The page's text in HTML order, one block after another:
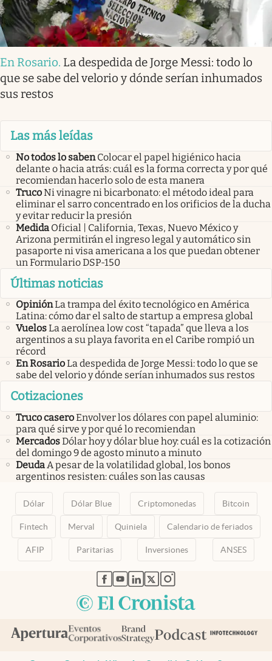
En Rosario. La despedida de Jorge Messi: todo lo
que se sabe del velorio y dónde serían inhumados
sus restos
Las más leídas
No todos lo saben Colocar el papel higiénico hacia
delante o hacia atrás: cuál es la forma correcta y por qué
recomiendan hacerlo solo de esta manera
TrucoNi vinagre ni bicarbonato: el método ideal para
eliminar el sarro concentrado en los orificios de la ducha
y evitar reducir la presión
Medida Oficial | California, Texas, Nuevo México y
Arizona permitirán el ingreso legal y automático sin
pasaporte ni visa americana a los que puedan obtener
un Formulario DSP-150
Últimas noticias
OpiniónLa trampa del éxito tecnológico en América
Latina: cómo dar el salto de startup a empresa global
VuelosLa aerolínea low cost “tapada” que lleva a los
argentinos a su playa favorita en el Caribe rompió un
récord
En RosarioLa despedida de Jorge Messi: todo lo que se
sabe del velorio y dónde serían inhumados sus restos
Cotizaciones
Truco caseroEnvolver los dólares con papel aluminio:
para qué sirve y por qué lo recomiendan
MercadosDólar hoy y dólar blue hoy: cuál es la cotización
del domingo 9 de agosto minuto a minuto
Deuda A pesar de la volatilidad global, los bonos
argentinos resisten: cuáles son las causas
Dólar Dólar Blue Criptomonedas Bitcoin
Fintech Merval Quiniela Calendario de feriados
AFIP Paritarias Inversiones ANSES
abre en nueva pestaña
abre en nueva pestaña
abre en nueva pestaña
abre en nueva pestaña
abre en nueva pestaña